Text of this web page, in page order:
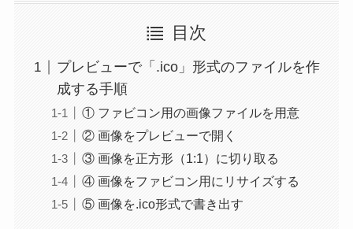
目次
プレビューで「.ico」形式のファイルを作
成する手順
① ファビコン用の画像ファイルを用意
② 画像をプレビューで開く
③ 画像を正方形（1:1）に切り取る
④ 画像をファビコン用にリサイズする
⑤ 画像を.ico形式で書き出す